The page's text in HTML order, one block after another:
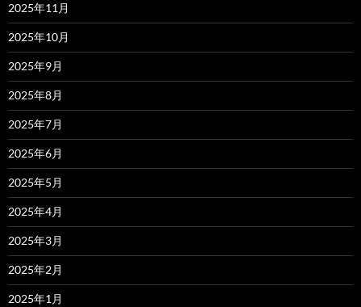
2025年11月
2025年10月
2025年9月
2025年8月
2025年7月
2025年6月
2025年5月
2025年4月
2025年3月
2025年2月
2025年1月